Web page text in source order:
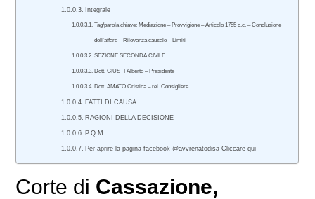
Integrale
Tag/parola chiave: Mediazione – Provvigione – Articolo 1755 c.c. – Conclusione
dell’affare – Rilevanza causale – Limiti
SEZIONE SECONDA CIVILE
Dott. GIUSTI Alberto – Presidente
Dott. AMATO Cristina – rel. Consigliere
FATTI DI CAUSA
RAGIONI DELLA DECISIONE
P.Q.M.
Per aprire la pagina facebook @avvrenatodisa Cliccare qui
Corte di Cassazione,